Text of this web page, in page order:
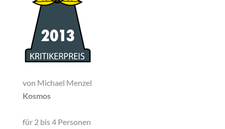
von Michael Menzel
Kosmos
für 2 bis 4 Personen